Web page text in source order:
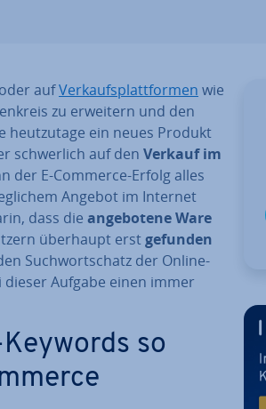
aufVer­kaufs­platt­for­men wie
zu erweitern und den
heut­zu­ta­ge ein neues Produkt
schwer­lich auf den Verkauf im
der E-Commerce-Erfolg alles
Angebot im Internet
dass die an­ge­bo­te­ne Ware
überhaupt erstgefunden
Such­wort­schatz der On­line­
Aufgabe einen immer
so